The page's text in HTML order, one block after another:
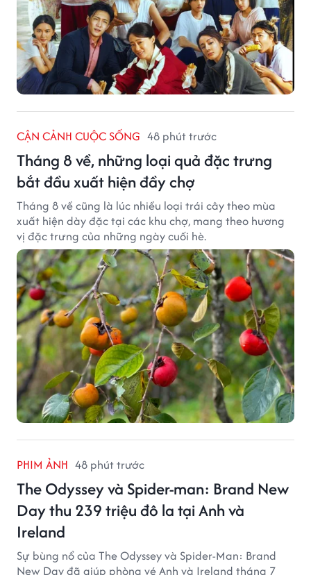
CẬN CẢNH CUỘC SỐNG 48 phút trước
Tháng 8 về, những loại quả đặc trưng
bắt đầu xuất hiện đầy chợ
Tháng 8 về cũng là lúc nhiều loại trái cây theo mùa
xuất hiện dày đặc tại các khu chợ, mang theo hương
vị đặc trưng của những ngày cuối hè.
PHIM ẢNH 48 phút trước
The Odyssey và Spider-man: Brand New
Day thu 239 triệu đô la tại Anh và
Ireland
Sự bùng nổ của The Odyssey và Spider-Man: Brand
New Day đã giúp phòng vé Anh và Ireland tháng 7